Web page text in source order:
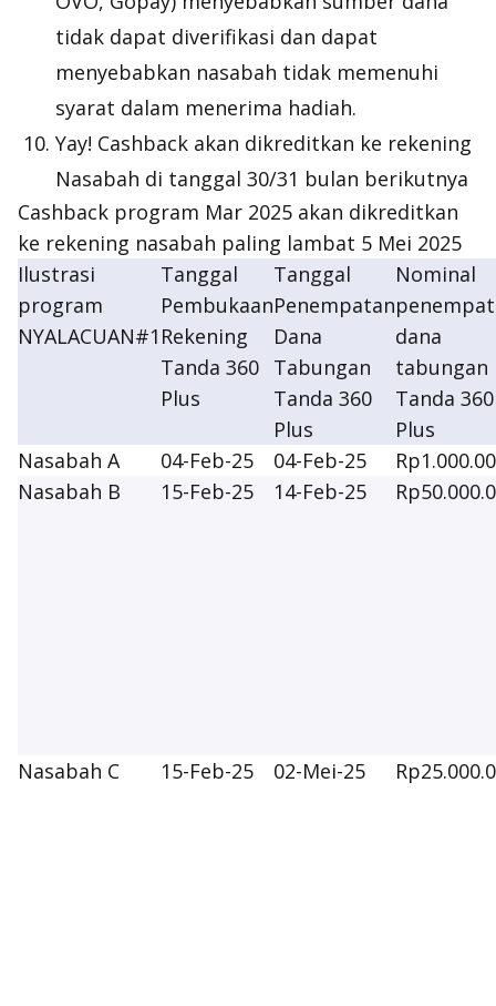
tidak dapat diverifikasi dan dapat
menyebabkan nasabah tidak memenuhi
syarat dalam menerima hadiah.
Yay! Cashback akan dikreditkan ke rekening
Nasabah di tanggal 30/31 bulan berikutnya
Cashback program Mar 2025 akan dikreditkan
ke rekening nasabah paling lambat 5 Mei 2025
Ilustrasi
program
NYALACUAN#1
Tanggal
Pembukaan
Rekening
Tanda 360
Plus
Tanggal
Penempatan
Dana
Tabungan
Tanda 360
Plus
Nominal
dana
tabungan
Tanda 360
Plus
Nasabah A
04-Feb-25 04-Feb-25
Nasabah B
15-Feb-25 14-Feb-25
Nasabah C 15-Feb-25 02-Mei-25